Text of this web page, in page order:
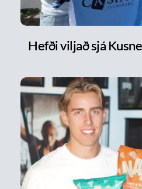
Hefði viljað sjá